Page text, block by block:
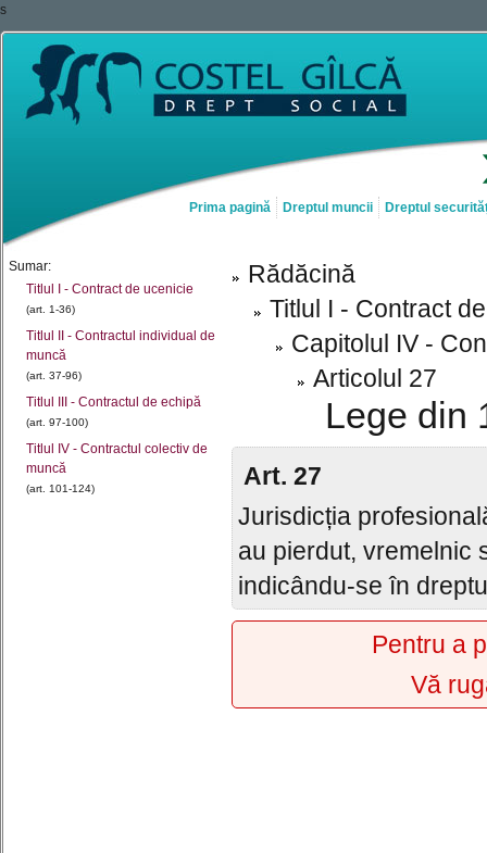
s
Prima pagină Dreptul muncii Dreptul
Sumar:
Titlul I - Contract de ucenicie
(art. 1-36)
Titlul II - Contractul individual de
muncă
(art. 37-96)
Titlul III - Contractul de echipă
(art. 97-100)
Titlul IV - Contractul colectiv de
muncă
(art. 101-124)
Rădăcină
Titlul I - Contract
Capitolul IV -
Articolul 27
Lege din
Art. 27
Jurisdicția
au pierdut, vremelnic
indicându-se în
Pentru a
Vă